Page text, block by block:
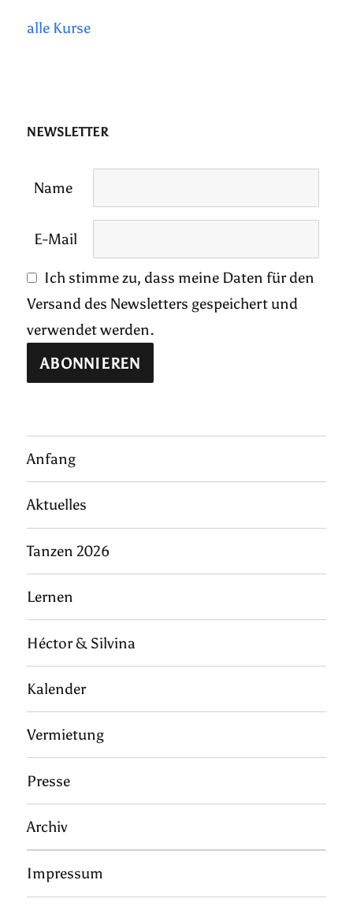
alle Kurse
NEWSLETTER
Name
E-Mail
Ich stimme zu, dass meine Daten für den
Versand des Newsletters gespeichert und
verwendet werden.
Anfang
Aktuelles
Tanzen 2026
Lernen
Héctor & Silvina
Kalender
Vermietung
Presse
Archiv
Impressum